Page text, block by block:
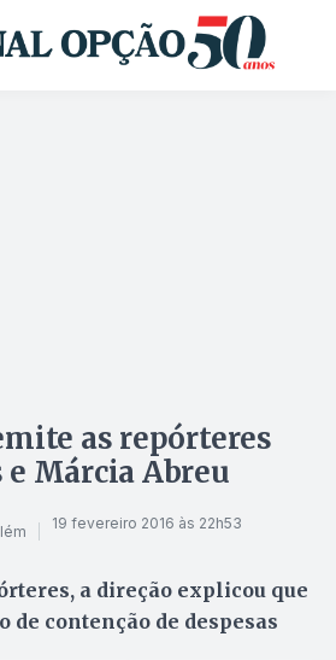
as repórteres
e Márcia Abreu
19 fevereiro 2016 às 22h53
a direção explicou que
de contenção de despesas